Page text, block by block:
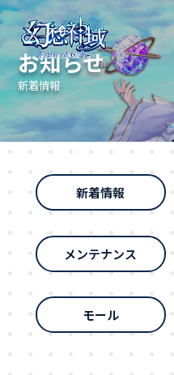
お知らせ
新着情報
新着情報
メンテナンス
モール